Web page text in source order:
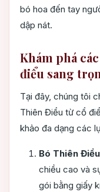
bó hoa đến tay
dập nát.
Khám phá
điểu sang
Tại đây, chúng tôi
Thiên Điểu từ cổ
khảo đa dạng các
Bó Thiên
chiều cao và
gói bằng giấy